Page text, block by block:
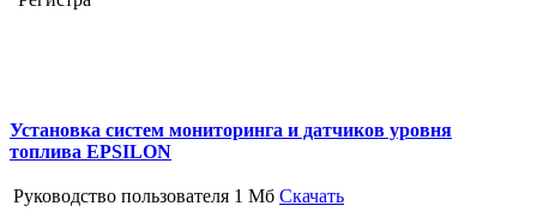
Установка систем мониторинга и датчиков уровня
топлива EPSILON
Руководство пользователя 1 Мб Скачать